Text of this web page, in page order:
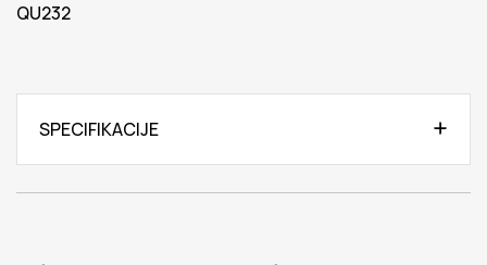
QU232
SPECIFIKACIJE